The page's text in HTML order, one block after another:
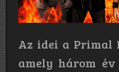
Az idei a Primal
amely három